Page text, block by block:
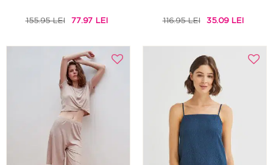
155.95 LEI 77.97 LEI 116.95 LEI 35.09 LEI